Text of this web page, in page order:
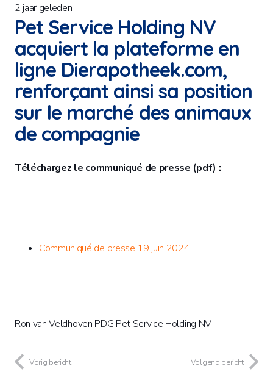
2 jaar geleden
Pet Service Holding NV
acquiert la plateforme en
ligne Dierapotheek.com,
renforçant ainsi sa position
sur le marché des animaux
de compagnie
Téléchargez le communiqué de presse (pdf) :
Communiqué de presse 19 juin 2024
Ron van Veldhoven PDG Pet Service Holding NV
Vorig bericht Volgend bericht